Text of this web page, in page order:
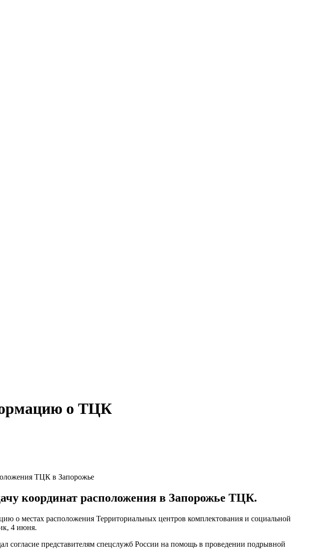
о ТЦК
ТЦК в Запорожье
координат расположения в Запорожье ТЦК.
о местах расположения Территориальных центров комплектования и социальной
4 июня.
согласие представителям спецслужб России на помощь в проведении подрывной